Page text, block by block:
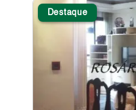
Destaque